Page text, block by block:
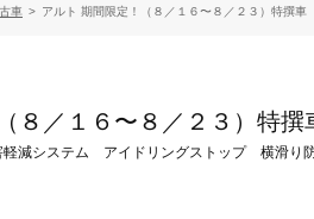
車 アルト 期間限定！（８／１６〜８／２３）特撰
８／１６〜８／２３）特撰
軽減システム アイドリングストップ 横滑